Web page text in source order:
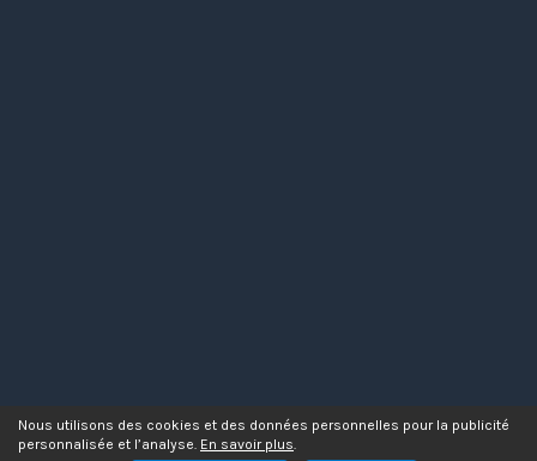
Nous utilisons des cookies et des données personnelles pour la publicité
personnalisée et l’analyse. En savoir plus.